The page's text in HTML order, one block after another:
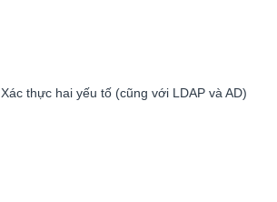
Xác thực hai yếu tố (cũng với LDAP và AD)